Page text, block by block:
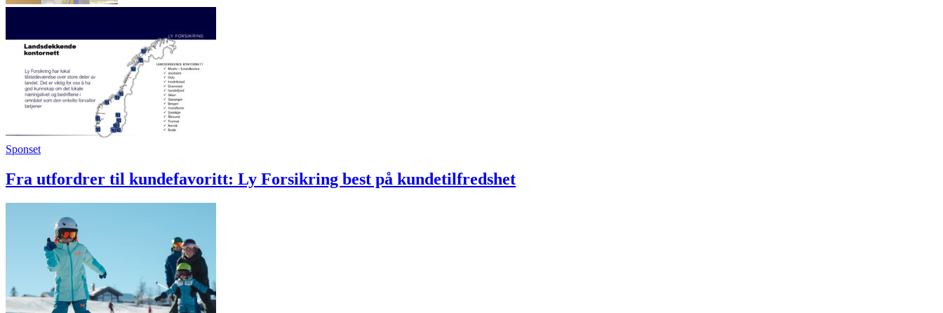
Sponset
Fra utfordrer til kundefavoritt: Ly Forsikring best på kundetilfredshet